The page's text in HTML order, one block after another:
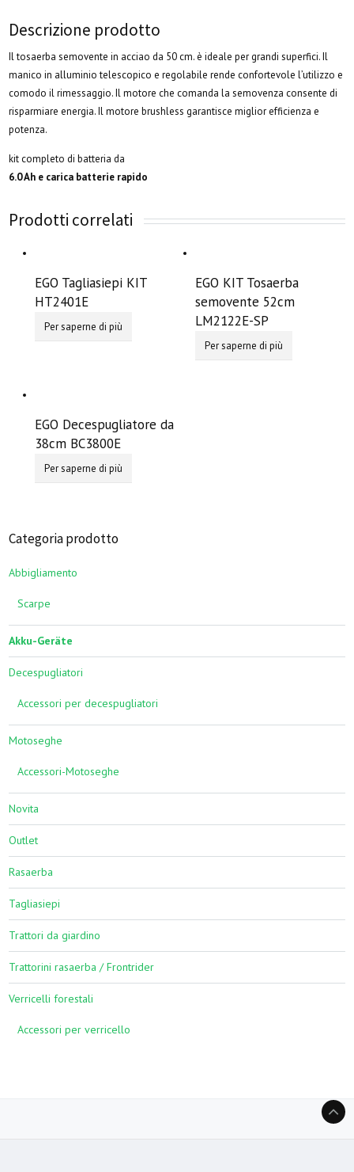
Descrizione prodotto
Il tosaerba semovente in acciao da 50 cm. è ideale per grandi superfici. Il
manico in alluminio telescopico e regolabile rende confortevole l’utilizzo e
comodo il rimessaggio. Il motore che comanda la semovenza consente di
risparmiare energia. Il motore brushless garantisce miglior efficienza e
potenza.
kit completo di batteria da
6.0 Ah e carica batterie rapido
Prodotti correlati
EGO Tagliasiepi KIT
HT2401E
Per saperne di più
EGO KIT Tosaerba
semovente 52cm
LM2122E-SP
Per saperne di più
EGO Decespugliatore da
38cm BC3800E
Per saperne di più
Categoria prodotto
Abbigliamento
Scarpe
Akku-Geräte
Decespugliatori
Accessori per decespugliatori
Motoseghe
Accessori-Motoseghe
Novita
Outlet
Rasaerba
Tagliasiepi
Trattori da giardino
Trattorini rasaerba / Frontrider
Verricelli forestali
Accessori per verricello